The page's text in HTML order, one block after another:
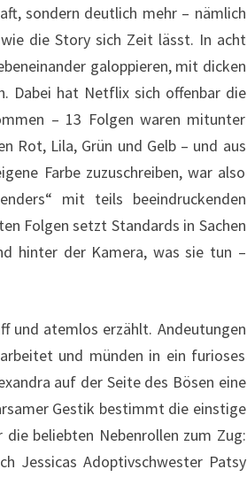
sondern deutlich mehr – nämlich
die Story sich Zeit lässt. In acht
galoppieren, mit dicken
Dabei hat Netflix sich offenbar die
– 13 Folgen waren mitunter
Rot, Lila, Grün und Gelb – und aus
Farbe zuzuschreiben, war also
mit teils beeindruckenden
Folgen setzt Standards in Sachen
hinter der Kamera, was sie tun –
und atemlos erzählt. Andeutungen
und münden in ein furioses
auf der Seite des Bösen eine
Gestik bestimmt die einstige
beliebten Nebenrollen zum Zug:
Jessicas Adoptivschwester Patsy